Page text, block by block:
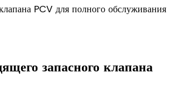
PCV для полного обслуживания
запасного клапана